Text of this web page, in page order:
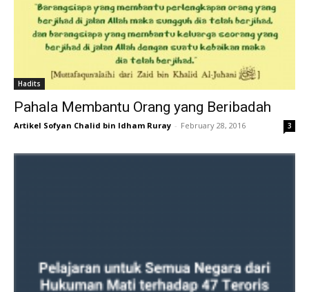
Hadits
Pahala Membantu Orang yang Beribadah
Artikel Sofyan Chalid bin Idham Ruray - February 28, 2016 3